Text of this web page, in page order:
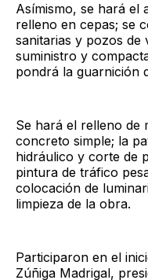
Asímismo, se hará el
relleno en cepas; se
sanitarias y pozos de
suministro y
pondrá la guarnición
Se hará el relleno de
concreto simple; la
hidráulico y corte de
pintura de tráfico
colocación de
limpieza de la obra.
Participaron en el
Zúñiga Madrigal,